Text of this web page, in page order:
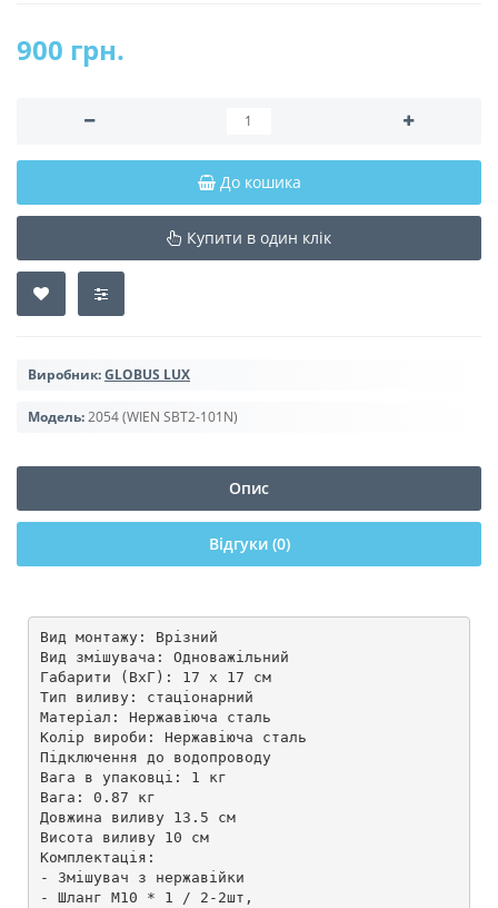
900 грн.
До кошика
Купити в один клік
Виробник:GLOBUS LUX
Модель:2054 (WIEN SBT2-101N)
Опис
Відгуки (0)
Вид монтажу: Врізний
Вид змішувача: Одноважільний
Габарити (ВхГ): 17 х 17 см
Тип виливу: стаціонарний
Матеріал: Нержавіюча сталь
Колір вироби: Нержавіюча сталь
Підключення до водопроводу
Вага в упаковці: 1 кг
Вага: 0.87 кг
Довжина виливу 13.5 см
Висота виливу 10 см
Комплектація:
- Змішувач з нержавійки
- Шланг М10 * 1 / 2-2шт,